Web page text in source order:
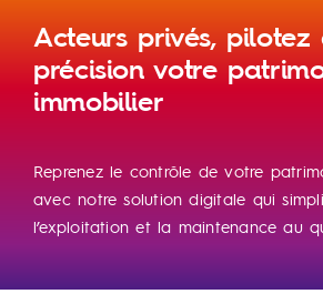
Notre actualité
Acteurs privés, pilotez
précision votre
immobilier
Reprenez le contrôle de votre
avec notre solution digitale qui
l’exploitation et la maintenance au